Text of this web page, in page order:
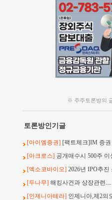
※ 주주토론방의
토론방인기글
[아이엠증권] [팩트체크]IM 증권
[아크로스] 공개매수시 500주
[엑소코바이오] 2026년 IPO추진
[두나무] 해킹사건과 상장관련....
[인제니아테라] 인제니아,제2의